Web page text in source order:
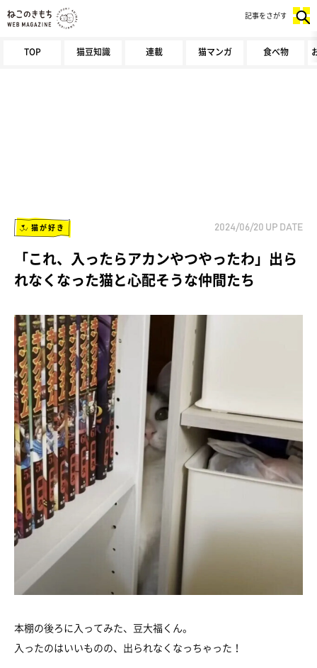
TOP 猫豆知識 連載 猫マンガ 食べ物
記事をさがす
猫が好き 2024/06/20 UP DATE
「これ、入ったらアカンやつやったわ」出ら
れなくなった猫と心配そうな仲間たち
本棚の後ろに入ってみた、豆大福くん。
入ったのはいいものの、出られなくなっちゃった！